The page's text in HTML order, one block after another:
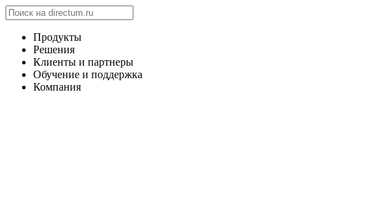
Продукты
Решения
Клиенты и партнеры
Обучение и поддержка
Компания